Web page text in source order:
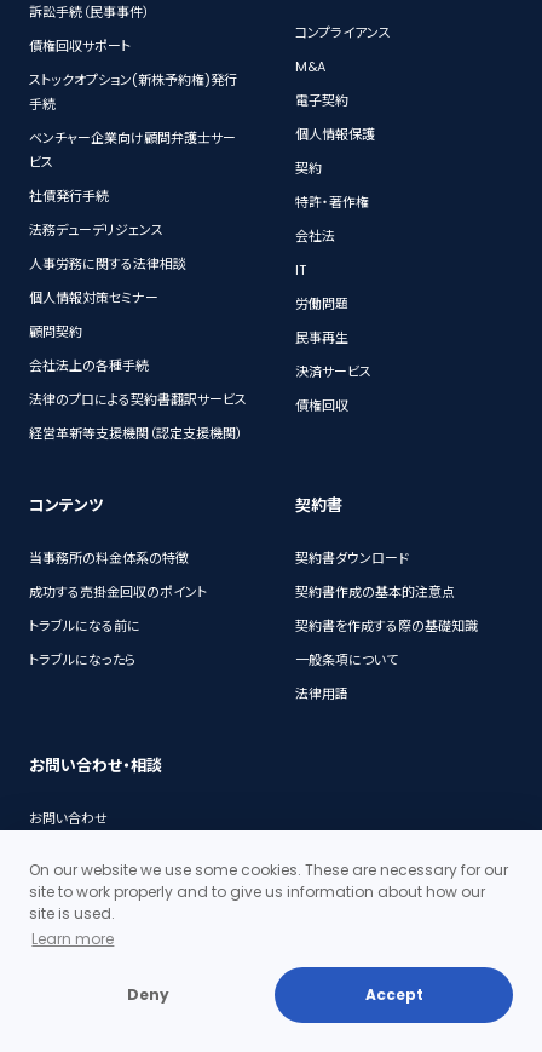
訴訟手続（民事事件）
債権回収サポート
ストックオプション(新株予約権)発行
手続
ベンチャー企業向け顧問弁護士サー
ビス
社債発行手続
法務デューデリジェンス
人事労務に関する法律相談
個人情報対策セミナー
顧問契約
会社法上の各種手続
法律のプロによる契約書翻訳サービス
経営革新等支援機関（認定支援機関）
コンプライアンス
M&A
電子契約
個人情報保護
契約
特許・著作権
会社法
IT
労働問題
民事再生
決済サービス
債権回収
コンテンツ
当事務所の料金体系の特徴
成功する売掛金回収のポイント
トラブルになる前に
トラブルになったら
契約書
契約書ダウンロード
契約書作成の基本的注意点
契約書を作成する際の基礎知識
一般条項について
法律用語
お問い合わせ・相談
お問い合わせ
代表挨拶
On our website we use some cookies. These are necessary for our
site to work properly and to give us information about how our
site is used.
Learn more
Deny Accept